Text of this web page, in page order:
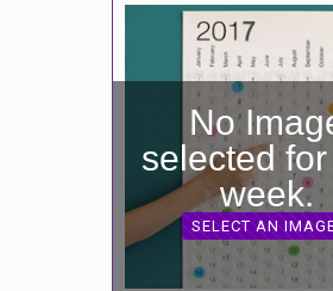
No
selected
week.
SELECT AN